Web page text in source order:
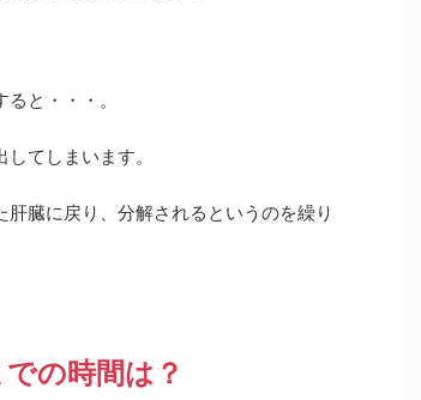
と・・・。
てしまいます。
臓に戻り、分解されるというのを繰り
の時間は？